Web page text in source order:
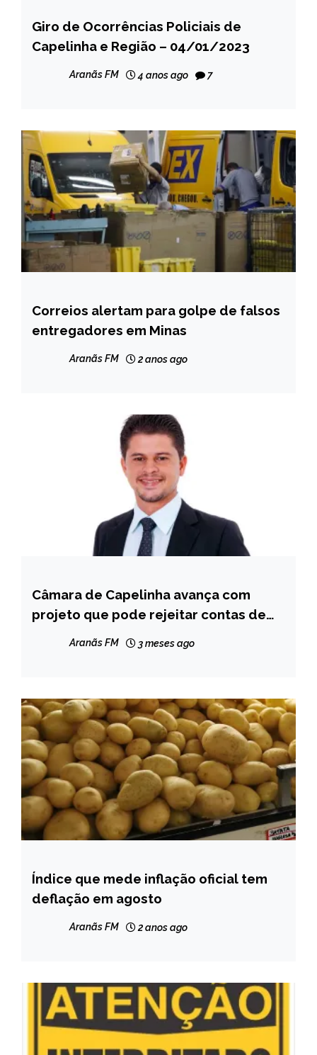
CAPELINHA
NOTÍCIAS
Giro de Ocorrências Policiais de
Capelinha e Região – 04/01/2023
Aranãs FM 4 anos ago 7
CAPELINHA
MINAS
Correios alertam para golpe de falsos
entregadores em Minas
Aranãs FM 2 anos ago
CAPELINHA
NOTÍCIAS
Câmara de Capelinha avança com
projeto que pode rejeitar contas de
Aranãs FM 3 meses ago
BRASIL
NOTÍCIAS
Índice que mede inflação oficial tem
deflação em agosto
Aranãs FM 2 anos ago